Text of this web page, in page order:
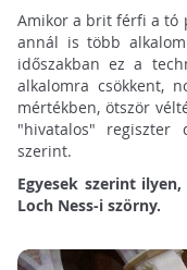
Amikor a brit férfi a tó
annál is több
időszakban ez a
alkalomra csökkent,
mértékben, ötször
"hivatalos" regiszter
szerint.
Egyesek szerint
Loch Ness-i szörny.